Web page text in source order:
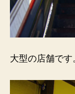
大型の店舗です